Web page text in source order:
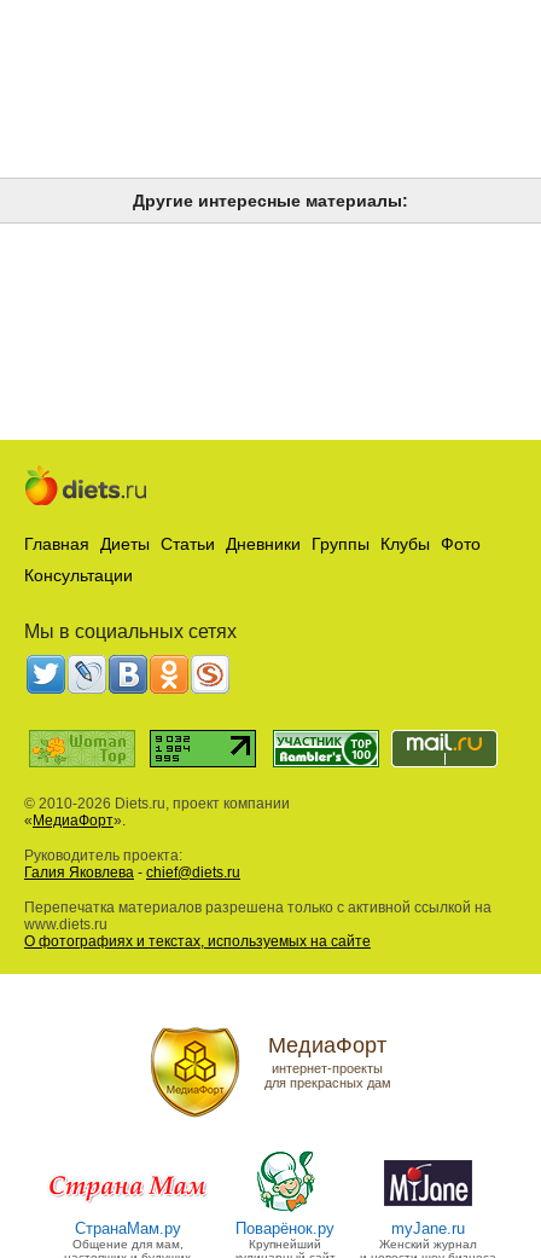
Другие интересные материалы:
Главная Диеты Статьи Дневники Группы Клубы
Фото
Консультации
Мы в социальных сетях
© 2010-2026 Diets.ru, проект компании
« МедиаФорт».
Руководитель проекта:
Галия Яковлева - chief@diets.ru
Перепечатка материалов разрешена только с активной ссылкой на
www.diets.ru
О фотографиях и текстах, используемых на сайте
МедиаФорт
интернет-проекты
для прекрасных дам
СтранаМам.ру
Общение для мам,
Поварёнок.ру
Крупнейший
myJane.ru
Женский журнал